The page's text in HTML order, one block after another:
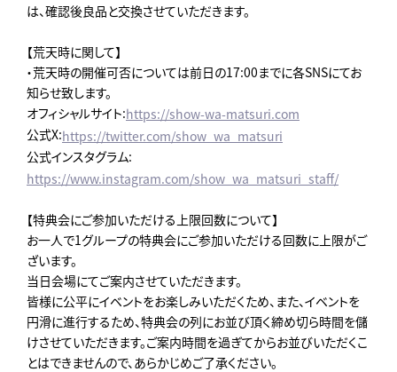
は、確認後良品と交換させていただきます。
【荒天時に関して】
・荒天時の開催可否については前日の17:00までに各SNSにてお
知らせ致します。
オフィシャルサイト:https://show-wa-matsuri.com
公式X:https://twitter.com/show_wa_matsuri
公式インスタグラム:
https://www.instagram.com/show_wa_matsuri_staff/
【特典会にご参加いただける上限回数について】
お一人で1グループの特典会にご参加いただける回数に上限がご
ざいます。
当日会場にてご案内させていただきます。
皆様に公平にイベントをお楽しみいただくため、また、イベントを
円滑に進行するため、特典会の列にお並び頂く締め切ら時間を儲
けさせていただきます。ご案内時間を過ぎてからお並びいただくこ
とはできませんので、あらかじめご了承ください。